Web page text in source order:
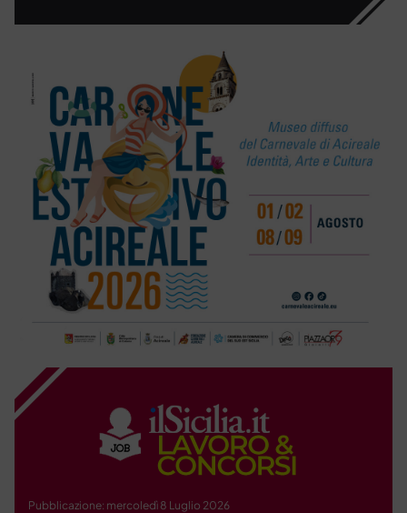
Pubblicazione: mercoledì 8 Luglio 2026